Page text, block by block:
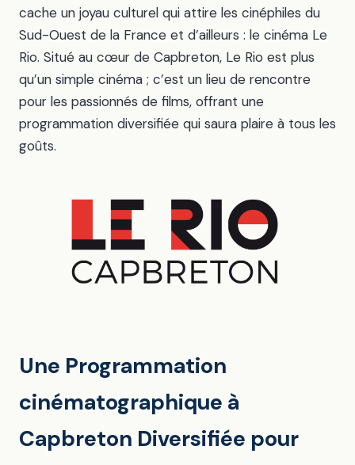
cache un joyau culturel qui attire les cinéphiles du
Sud-Ouest de la France et d’ailleurs : le cinéma Le
Rio. Situé au cœur de Capbreton, Le Rio est plus
qu’un simple cinéma ; c’est un lieu de rencontre
pour les passionnés de films, offrant une
programmation diversifiée qui saura plaire à tous les
goûts.
Une Programmation
cinématographique à
Capbreton Diversifiée pour